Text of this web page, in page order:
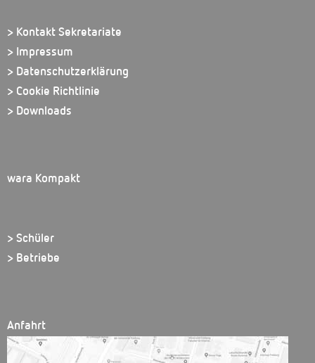
> Kontakt Sekretariate
> Impressum
> Datenschutzerklärung
> Cookie Richtlinie
> Downloads
wara Kompakt
> Schüler
> Betriebe
Anfahrt